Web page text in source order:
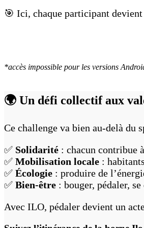
🎯 Ici, chaque participant
*accès impossible pour les versions
🌍 Un défi collectif aux
Ce challenge va bien au-delà du
✅ Solidarité : chacun contribue
✅ Mobilisation locale :
✅ Écologie : produire de
✅ Bien-être : bouger, pédaler,
Avec ILO, pédaler devient un